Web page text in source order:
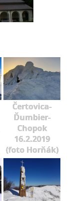
Čertovica-
Ďumbier-
Chopok
16.2.2019
(foto Horňák)